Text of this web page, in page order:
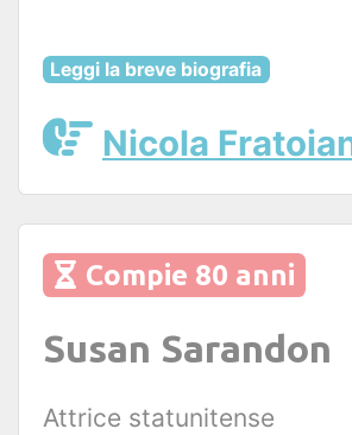
Leggi la breve biografia
Nicola
Compie 80 anni
Susan Sarandon
Attrice statunitense